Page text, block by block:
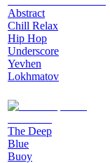
Abstract
Chill Relax
Hip Hop
Underscore
Yevhen
Lokhmatov
The Deep
Blue
Buoy